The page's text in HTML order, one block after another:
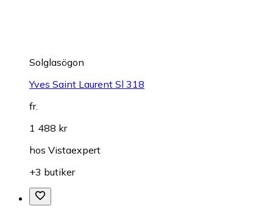
Solglasögon
Yves Saint Laurent Sl 318
fr.
1 488 kr
hos Vistaexpert
+3 butiker